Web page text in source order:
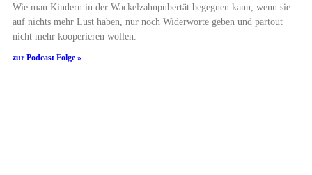
Wie man Kindern in der Wackelzahnpubertät begegnen kann, wenn sie
auf nichts mehr Lust haben, nur noch Widerworte geben und partout
nicht mehr kooperieren wollen.
zur Podcast Folge »